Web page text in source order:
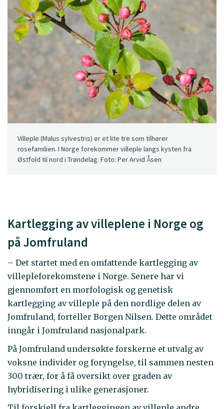
Villeple (Malus sylvestris) er et lite tre som tilhører
rosefamilien. I Norge forekommer villeple langs kysten fra
Østfold til nord i Trøndelag. Foto: Per Arvid Åsen
Kartlegging av villeplene i Norge og
på Jomfruland
– Det startet med en omfattende kartlegging av
villepleforekomstene i Norge. Senere har vi
gjennomført en morfologisk og genetisk
kartlegging av villeple på den nordlige delen av
Jomfruland, forteller Borgen Nilsen. Dette området
inngår i Jomfruland nasjonalpark.
På Jomfruland undersøkte forskerne et utvalg av
voksne individer og foryngelse, til sammen nesten
300 trær, for å få oversikt over graden av
hybridisering i ulike generasjoner.